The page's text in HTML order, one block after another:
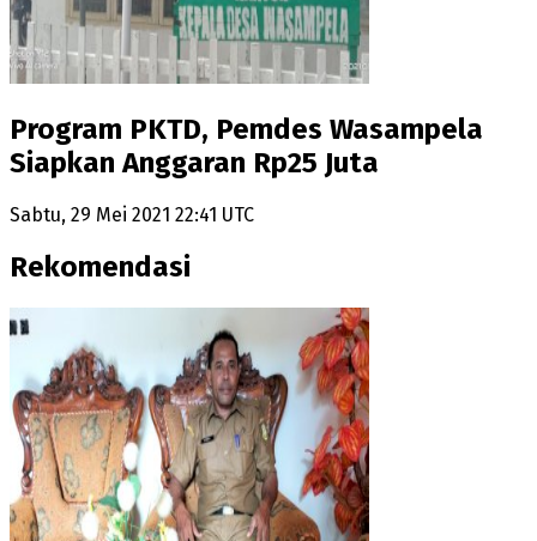
Program PKTD, Pemdes Wasampela
Siapkan Anggaran Rp25 Juta
Sabtu, 29 Mei 2021 22:41 UTC
Rekomendasi